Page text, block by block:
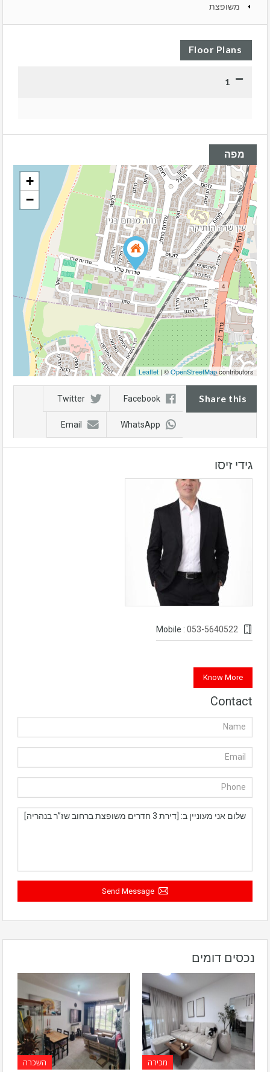
משופצת
Floor Plans
1
מפה
+
−
Leaflet | ©OpenStreetMapcontributors
Share this
Facebook
Twitter
WhatsApp
Email
גידי זיסו
053-5640522
Know More
Contact
Send Message
נכסים דומים
מכירה השכרה